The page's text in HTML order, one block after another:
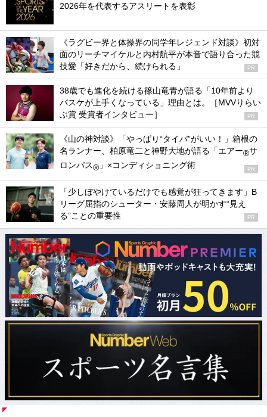
2026年を代表するアスリートを表彰
《ラグビー界と体操界の同学年レジェンド対談》初対
面のリーチマイケルと内村航平が本音で語り合った競
技愛「好きだから、続けられる」
PR
38歳でも進化を続ける篠山竜青が語る「10年前より
バスケが上手くなっている」理由とは。［MVVりらい
ぶ賞 受賞者インタビュー］
PR
《山の神対談》「やっぱり“タイパ”がいい！」箱根の
名ランナー、柏原竜二と神野大地が語る「エアー®サ
ロンパス® 」×コンディショニング術 PR
「少しぼやけているだけでも感覚が狂ってきます」B
リーグ屈指のシューター・安藤周人が明かす“見え
る”ことの重要性
PR